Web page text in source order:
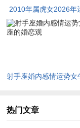
冬季水气暗助，记忆
的学科。
由此，全年学业曲线
作好心理建设，家长
2010年属虎女2026年
程 2010年属虎女2026
射手座婚内感情运势女
热门文章